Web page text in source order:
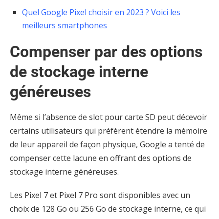
Quel Google Pixel choisir en 2023 ? Voici les
meilleurs smartphones
Compenser par des options
de stockage interne
généreuses
Même si l’absence de slot pour carte SD peut décevoir
certains utilisateurs qui préfèrent étendre la mémoire
de leur appareil de façon physique, Google a tenté de
compenser cette lacune en offrant des options de
stockage interne généreuses.
Les Pixel 7 et Pixel 7 Pro sont disponibles avec un
choix de 128 Go ou 256 Go de stockage interne, ce qui